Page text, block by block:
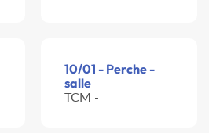
10/01 - Perche -
salle
TCM -